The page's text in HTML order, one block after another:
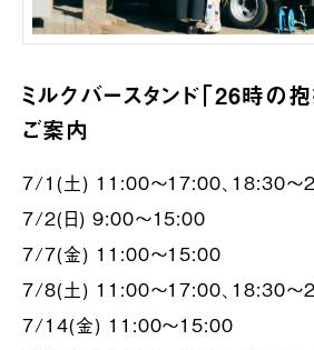
ミルクバースタンド「26時の
ご案内
7/1(土) 11:00〜17:00、18:30〜
7/2(日) 9:00〜15:00
7/7(金) 11:00〜15:00
7/8(土) 11:00〜17:00、18:30〜
7/14(金) 11:00〜15:00